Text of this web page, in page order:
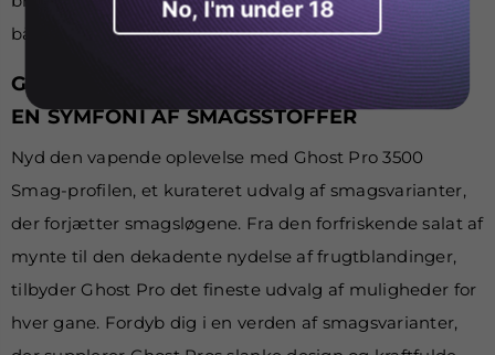
både nybegyndere og garvede vaper.
GHOST PRO 3500 PUFFS SMAGSSTOFFER:
EN SYMFONI AF SMAGSSTOFFER
Nyd den vapende oplevelse med Ghost Pro 3500
Smag-profilen, et kurateret udvalg af smagsvarianter,
der forjætter smagsløgene. Fra den forfriskende salat af
mynte til den dekadente nydelse af frugtblandinger,
tilbyder Ghost Pro det fineste udvalg af muligheder for
hver gane. Fordyb dig i en verden af smagsvarianter,
No, I'm under 18